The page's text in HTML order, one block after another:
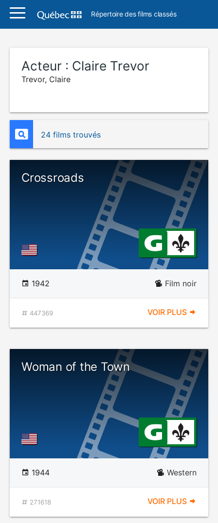
Répertoire des films classés
Acteur : Claire Trevor
Trevor, Claire
24 films trouvés
Crossroads
1942 Film noir
447369 VOIR PLUS
Woman of the Town
1944 Western
271618 VOIR PLUS